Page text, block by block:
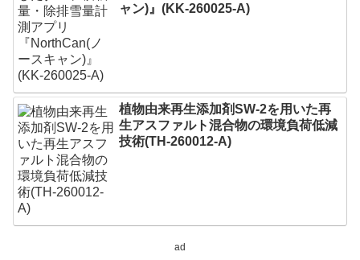
ャン)』(KK-260025-A)
植物由来再生添加剤SW-2を用いた再
生アスファルト混合物の環境負荷低減
技術(TH-260012-A)
ad